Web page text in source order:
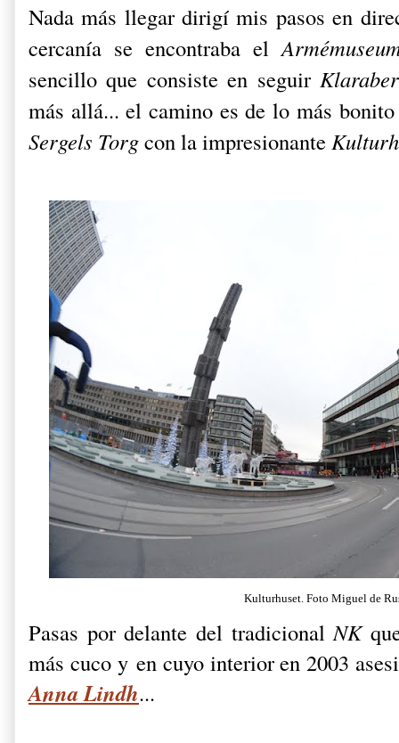
Nada más llegar dirigí mis pasos en
cercanía se encontraba el
sencillo que consiste en seguir
más allá... el camino es de lo más
Sergels Torgcon la impresionante
Kulturhuset. Foto Miguel de
Pasas por delante del tradicionalNK
más cuco y en cuyo interior en 2003
Anna Lindh...